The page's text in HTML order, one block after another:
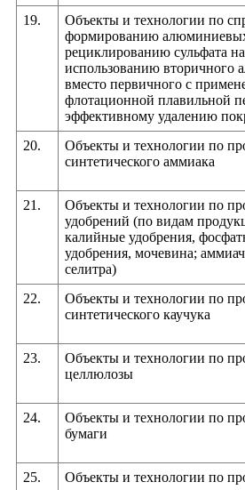
19.
Объекты и технологии по
формированию
рециклированию сульфата
использованию вторичного
вместо первичного с
флотационной плавильной
эффективному удалению
20.
Объекты и технологии по
синтетического аммиака
21.
Объекты и технологии по
удобрений (по видам
калийные удобрения,
удобрения, мочевина;
селитра)
22.
Объекты и технологии по
синтетического каучука
23.
Объекты и технологии по
целлюлозы
24.
Объекты и технологии по
бумаги
25.
Объекты и технологии по